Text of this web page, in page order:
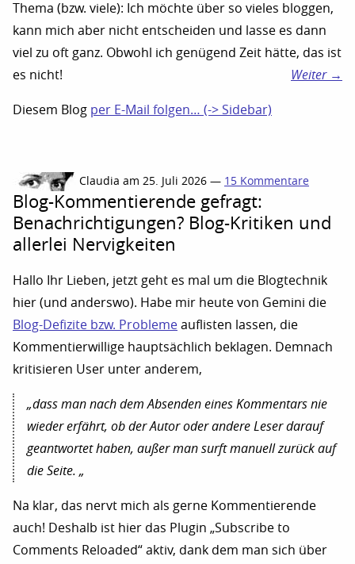
Thema (bzw. viele): Ich möchte über so vieles bloggen,
kann mich aber nicht entscheiden und lasse es dann
viel zu oft ganz. Obwohl ich genügend Zeit hätte, das ist
es nicht!
Weiter →
Diesem Blog per E-Mail folgen… (-> Sidebar)
Claudia am 25. Juli 2026 — 15 Kommentare
Blog-Kommentierende gefragt:
Benachrichtigungen? Blog-Kritiken und
allerlei Nervigkeiten
Hallo Ihr Lieben, jetzt geht es mal um die Blogtechnik
hier (und anderswo). Habe mir heute von Gemini die
Blog-Defizite bzw. Probleme auflisten lassen, die
Kommentierwillige hauptsächlich beklagen. Demnach
kritisieren User unter anderem,
„dass man nach dem Absenden eines Kommentars nie
wieder erfährt, ob der Autor oder andere Leser darauf
geantwortet haben, außer man surft manuell zurück auf
die Seite. „
Na klar, das nervt mich als gerne Kommentierende
auch! Deshalb ist hier das Plugin „Subscribe to
Comments Reloaded“ aktiv, dank dem man sich über